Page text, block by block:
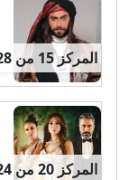
المركز 15 من 28
المركز 20 من 24